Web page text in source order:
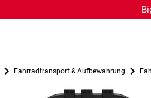
Fahrradtransport & Aufbewahrung